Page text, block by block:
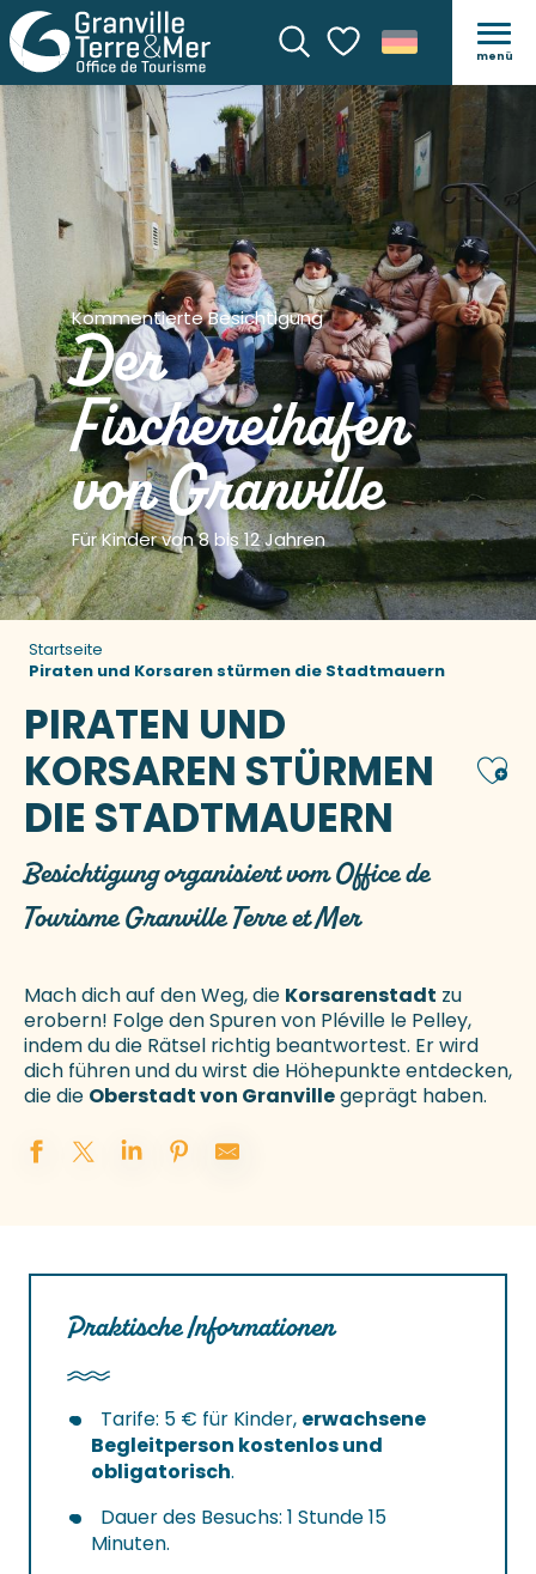
SucheVoir les favoris
menü
Kommentierte Besichtigung
Der
Fischereihafen
von Granville
Für Kinder von 8 bis 12 Jahren
Startseite
Piraten und Korsaren stürmen die Stadtmauern
PIRATEN UND
KORSAREN STÜRMEN
DIE STADTMAUERN
Besichtigung organisiert vom Office de
Tourisme Granville Terre et Mer
Mach dich auf den Weg, die Korsarenstadt zu
erobern! Folge den Spuren von Pléville le Pelley,
indem du die Rätsel richtig beantwortest. Er wird
dich führen und du wirst die Höhepunkte entdecken,
die die Oberstadt von Granvillegeprägt haben.
Praktische Informationen
Tarife: 5 € für Kinder, erwachsene
Begleitperson kostenlos und
obligatorisch.
Dauer des Besuchs: 1 Stunde 15
Minuten.